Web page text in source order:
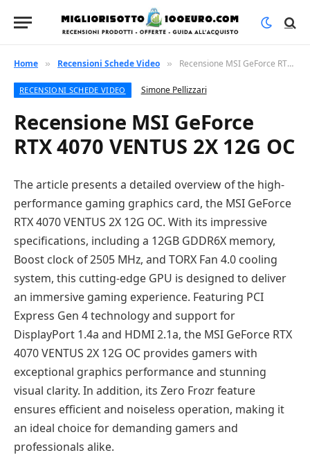
Home » Recensioni Schede Video » Recensione MSI GeForce RTX 4070 VENTUS 2X 12G OC
RECENSIONI SCHEDE VIDEO Simone Pellizzari
Recensione MSI GeForce
RTX 4070 VENTUS 2X 12G OC
The article presents a detailed overview of the high-
performance gaming graphics card, the MSI GeForce
RTX 4070 VENTUS 2X 12G OC. With its impressive
specifications, including a 12GB GDDR6X memory,
Boost clock of 2505 MHz, and TORX Fan 4.0 cooling
system, this cutting-edge GPU is designed to deliver
an immersive gaming experience. Featuring PCI
Express Gen 4 technology and support for
DisplayPort 1.4a and HDMI 2.1a, the MSI GeForce RTX
4070 VENTUS 2X 12G OC provides gamers with
exceptional graphics performance and stunning
visual clarity. In addition, its Zero Frozr feature
ensures efficient and noiseless operation, making it
an ideal choice for demanding gamers and
professionals alike.